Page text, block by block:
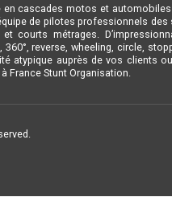
en cascades motos et
de pilotes professionnels
courts métrages.
360°, reverse, wheeling, circle,
atypique auprès de vos clients
France Stunt Organisation.